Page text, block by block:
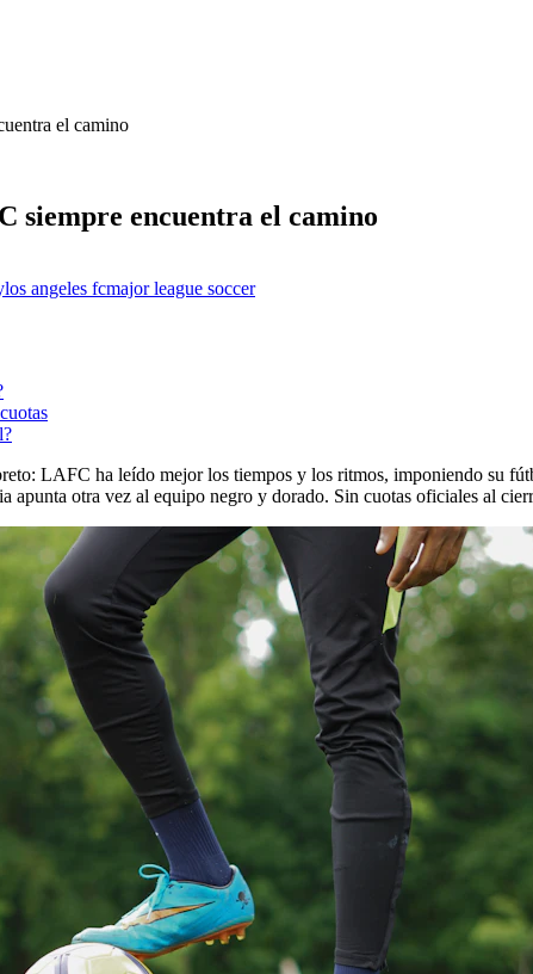
el camino
siempre encuentra el camino
los angeles fcmajor league soccer
LAFC ha leído mejor los tiempos y los ritmos, imponiendo su
apunta otra vez al equipo negro y dorado. Sin cuotas oficiales al